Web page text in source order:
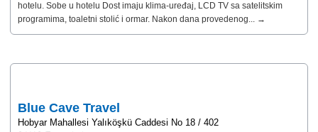
hotelu. Sobe u hotelu Dost imaju klima-uređaj, LCD TV sa satelitskim
programima, toaletni stolić i ormar. Nakon dana provedenog... →
Blue Cave Travel
Hobyar Mahallesi Yalıköşkü Caddesi No 18 / 402